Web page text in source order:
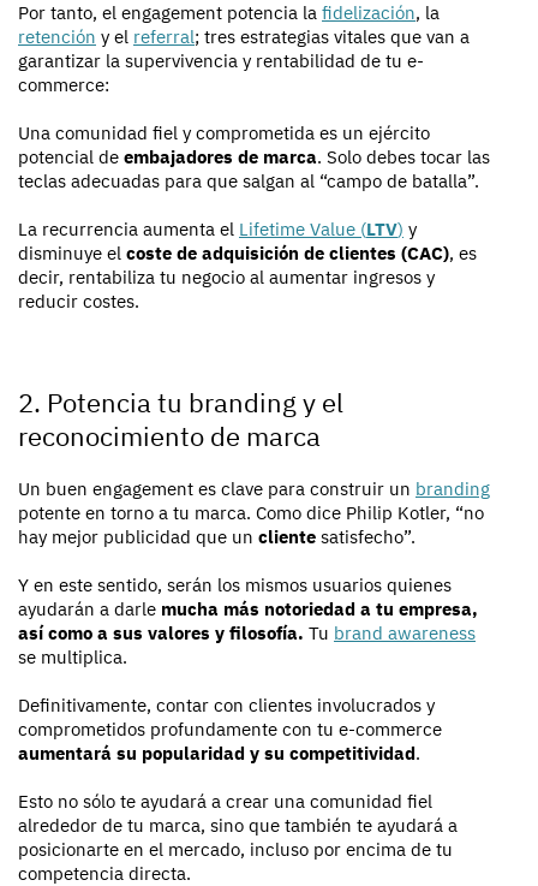
Por tanto, el engagement potencia la fidelización, la
retención y el referral; tres estrategias vitales que van a
garantizar la supervivencia y rentabilidad de tu e-
commerce:
Una comunidad fiel y comprometida es un ejército
potencial de embajadores de marca. Solo debes tocar las
teclas adecuadas para que salgan al “campo de batalla”.
La recurrencia aumenta el Lifetime Value (LTV) y
disminuye el coste de adquisición de clientes (CAC), es
decir, rentabiliza tu negocio al aumentar ingresos y
reducir costes.
2. Potencia tu branding y el
reconocimiento de marca
Un buen engagement es clave para construir un branding
potente en torno a tu marca. Como dice Philip Kotler, “no
hay mejor publicidad que un cliente satisfecho”.
Y en este sentido, serán los mismos usuarios quienes
ayudarán a darle mucha más notoriedad a tu empresa,
así como a sus valores y filosofía. Tu brand awareness
se multiplica.
Definitivamente, contar con clientes involucrados y
comprometidos profundamente con tu e-commerce
aumentará su popularidad y su competitividad.
Esto no sólo te ayudará a crear una comunidad fiel
alrededor de tu marca, sino que también te ayudará a
posicionarte en el mercado, incluso por encima de tu
competencia directa.